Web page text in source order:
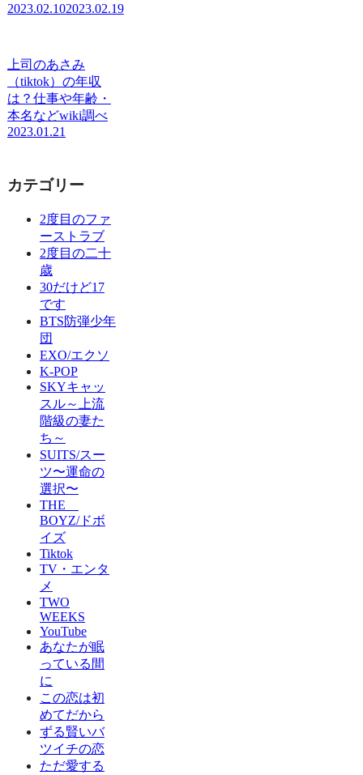
2023.02.102023.02.19
上司のあさみ
（tiktok）の年収
は？仕事や年齢・
本名などwiki調べ
2023.01.21
カテゴリー
2度目のファ
ーストラブ
2度目の二十
歳
30だけど17
です
BTS防弾少年
団
EXO/エクソ
K-POP
SKYキャッ
スル～上流
階級の妻た
ち～
SUITS/スー
ツ〜運命の
選択〜
THE
BOYZ/ドボ
イズ
Tiktok
TV・エンタ
メ
TWO
WEEKS
YouTube
あなたが眠
っている間
に
この恋は初
めてだから
ずる賢いバ
ツイチの恋
ただ愛する